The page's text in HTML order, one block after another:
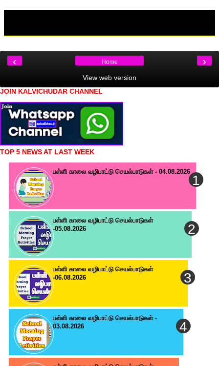
‹ ›
Home
View web version
JOIN KALVICHUDAR CHANNEL
TOP 5 NEWS AT LAST WEEK
பள்ளி காலை வழிபாட்டு செயல்பாடுகள் - 04.08.2026
பள்ளி காலை வழிபாட்டு செயல்பாடுகள்
-05.08.2026
பள்ளி காலை வழிபாட்டு செயல்பாடுகள்
-06.08.2026
பள்ளி காலை வழிபாட்டு செயல்பாடுகள் -
03.08.2026